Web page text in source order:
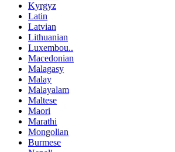
Kyrgyz
Latin
Latvian
Lithuanian
Luxembou..
Macedonian
Malagasy
Malay
Malayalam
Maltese
Maori
Marathi
Mongolian
Burmese